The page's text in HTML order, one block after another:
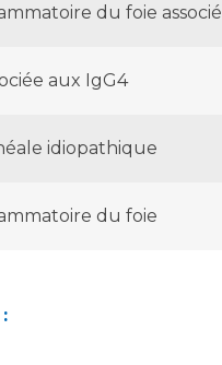
du foie
aux IgG4
idiopathique
du foie